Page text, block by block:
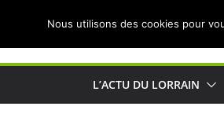
Actualités de Lorraine
L’ACTU DU LORRAIN
Nous utilisons des cookies pour